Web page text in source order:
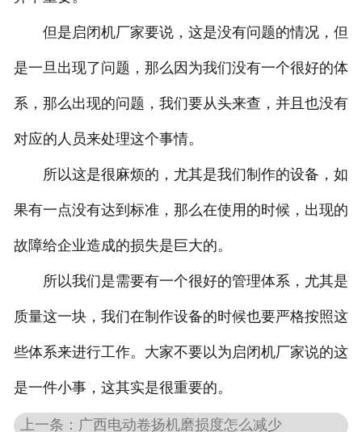
但是启闭机厂家要说，这是没有问题的情况，但
是一旦出现了问题，那么因为我们没有一个很好的体
系，那么出现的问题，我们要从头来查，并且也没有
对应的人员来处理这个事情。
所以这是很麻烦的，尤其是我们制作的设备，如
果有一点没有达到标准，那么在使用的时候，出现的
故障给企业造成的损失是巨大的。
所以我们是需要有一个很好的管理体系，尤其是
质量这一块，我们在制作设备的时候也要严格按照这
些体系来进行工作。大家不要以为启闭机厂家说的这
是一件小事，这其实是很重要的。
上一条：广西电动卷扬机磨损度怎么减少